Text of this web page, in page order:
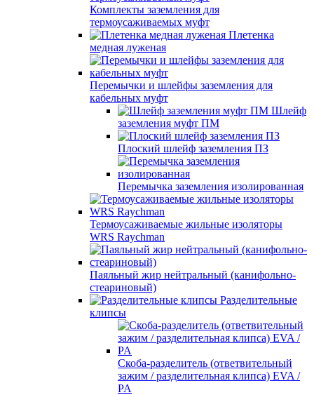
Комплекты заземления для
термоусаживаемых муфт
Плетенка
медная луженая
Перемычки и шлейфы заземления для
кабельных муфт
Шлейф
заземления муфт ПМ
Плоский шлейф заземления ПЗ
Перемычка заземления изолированная
Термоусаживаемые жильные изоляторы
WRS Raychman
Паяльный жир нейтральный (канифольно-
стеариновый)
Разделительные
клипсы
Скоба-разделитель (ответвительный
зажим / разделительная клипса) EVA /
PA